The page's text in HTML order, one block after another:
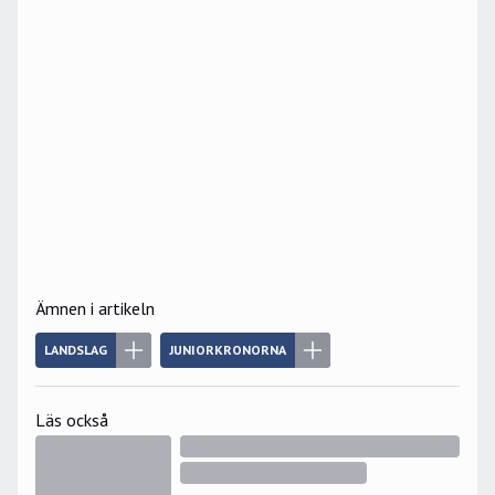
Ämnen i artikeln
LANDSLAG JUNIORKRONORNA
Läs också